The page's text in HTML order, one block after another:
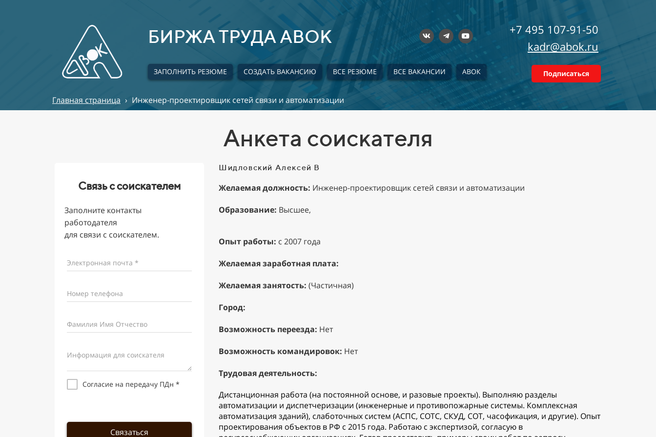
БИРЖА ТРУДА АВОК
ЗАПОЛНИТЬ РЕЗЮМЕ СОЗДАТЬ ВАКАНСИЮ ВСЕ РЕЗЮМЕ ВСЕ ВАКАНСИИ АВОК
+7 495 107-91-50
kadr@abok.ru
Подписаться
Главная страница › Инженер-проектировщик сетей связи и автоматизации
Анкета соискателя
Связь с соискателем
Заполните контакты
работодателя
для связи с соискателем.
Электронная почта *
Номер телефона
Фамилия Имя Отчество
Информация для соискателя
Согласие на передачу ПДн *
Связаться
Шидловский Алексей В
Желаемая должность: Инженер-проектировщик сетей связи и автоматизации
Образование: Высшее,
Опыт работы: с 2007 года
Желаемая заработная плата:
Желаемая занятость: (Частичная)
Город:
Возможность переезда: Нет
Возможность командировок: Нет
Трудовая деятельность:
Дистанционная работа (на постоянной основе, и разовые проекты). Выполняю разделы
автоматизации и диспетчеризации (инженерные и противопожарные системы. Комплексная
автоматизация зданий), слаботочных систем (АСПС, СОТС, СКУД, СОТ, часофикация, и другие). Опыт
проектирования объектов в РФ с 2015 года. Работаю с экспертизой, согласую в